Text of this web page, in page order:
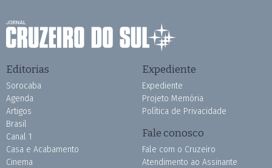
Editorias
Sorocaba
Agenda
Artigos
Brasil
Canal 1
Casa e Acabamento
Cinema
Expediente
Expediente
Projeto Memória
Política de Privacidade
Fale conosco
Fale com o Cruzeiro
Atendimento ao Assinante